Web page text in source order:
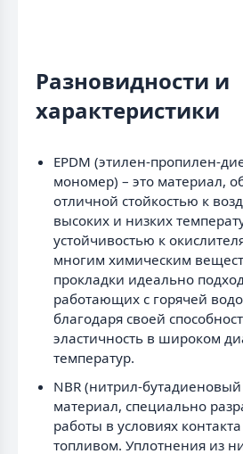
Разновидности и
характеристики
EPDM (этилен-пропилен-
мономер) – это материал,
отличной стойкостью к
высоких и низких
устойчивостью к
многим химическим
прокладки идеально
работающих с горячей
благодаря своей
эластичность в широком
температур.
NBR (нитрил-бутадиеновый
материал, специально
работы в условиях
топливом. Уплотнения из